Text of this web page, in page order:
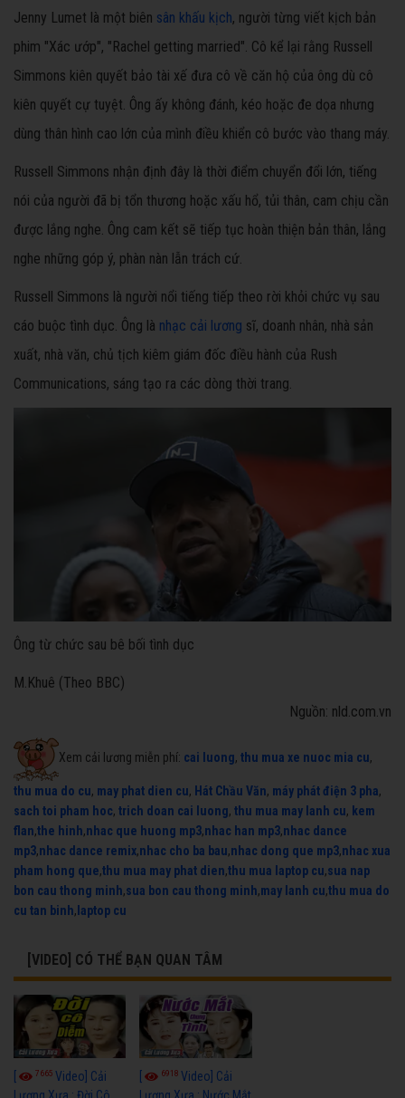
Jenny Lumet là một biên sân khấu kịch, người từng viết kịch bản
phim "Xác ướp", "Rachel getting married". Cô kể lại rằng Russell
Simmons kiên quyết bảo tài xế đưa cô về căn hộ của ông dù cô
kiên quyết cự tuyệt. Ông ấy không đánh, kéo hoặc đe dọa nhưng
dùng thân hình cao lớn của mình điều khiển cô bước vào thang máy.
Russell Simmons nhận định đây là thời điểm chuyển đổi lớn, tiếng
nói của người đã bị tổn thương hoặc xấu hổ, tủi thân, cam chịu cần
được lắng nghe. Ông cam kết sẽ tiếp tục hoàn thiện bản thân, lắng
nghe những góp ý, phàn nàn lẫn trách cứ.
Russell Simmons là người nổi tiếng tiếp theo rời khỏi chức vụ sau
cáo buộc tình dục. Ông là nhạc cải lương sĩ, doanh nhân, nhà sản
xuất, nhà văn, chủ tịch kiêm giám đốc điều hành của Rush
Communications, sáng tạo ra các dòng thời trang.
Ông từ chức sau bê bối tình dục
M.Khuê (Theo BBC)
Nguồn: nld.com.vn
Xem cải lương miễn phí: cai luong, thu mua xe nuoc mia cu,
thu mua do cu, may phat dien cu, Hát Chầu Văn, máy phát điện 3 pha,
sach toi pham hoc, trich doan cai luong, thu mua may lanh cu, kem
flan,the hinh,nhac que huong mp3,nhac han mp3,nhac dance
mp3,nhac dance remix,nhac cho ba bau,nhac dong que mp3,nhac xua
pham hong que,thu mua may phat dien,thu mua laptop cu,sua nap
bon cau thong minh,sua bon cau thong minh,may lanh cu,thu mua do
cu tan binh, laptop cu
[VIDEO] CÓ THỂ BẠN QUAN TÂM
7665 Video] Cải
Lương Xưa : Đời Cô
6918Video] Cải
Lương Xưa : Nước Mắt